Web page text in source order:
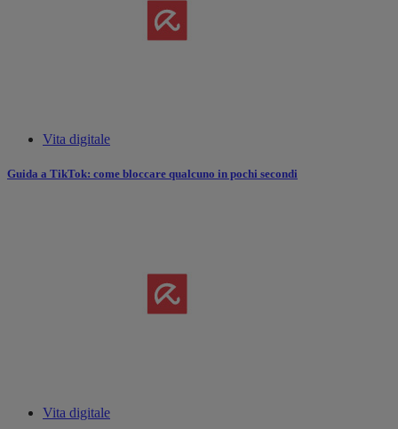
Vita digitale
Guida a TikTok: come bloccare qualcuno in pochi secondi
Vita digitale